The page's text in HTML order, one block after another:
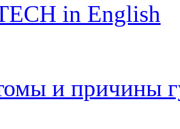
in English
и причины